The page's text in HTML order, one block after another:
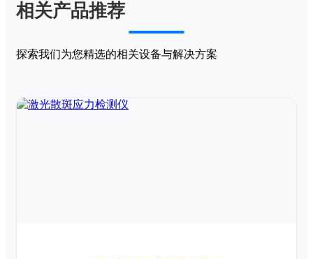
相关产品推荐
探索我们为您精选的相关设备与解决方案